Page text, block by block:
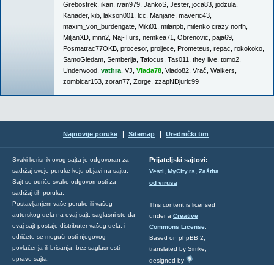
Grebostrek ikan ivan979 JankoS Jester, joca83 jodzula
Kanader, kib lakson001 lcc Manjane maveric43
maxim_von_burdengate Miki01 milanpb milenko crazy north
MiljanXD mnn2 Naj-Turs nemkea71 Obrenovic paja69
Posmatrac77OKB procesor, proljece Prometeus repac rokokoko
SamoGledam Semberija Tafocus Tas011 they live tomo2
Underwood vathra VJ Vlada78 Vlado82 Vrač Walkers
zombicar153 zoran77 Zorge zzapNDjuric99
Najnovije poruke Sitemap Urednički tim
Svaki korisnik ovog sajta je odgovoran za
sadržaj svoje poruke koju objavi na sajtu.
Sajt se odriče svake odgovornosti za
sadržaj tih poruka.
Postavljanjem vaše poruke ili vašeg
autorskog dela na ovaj sajt, saglasni ste da
ovaj sajt postaje distributer vašeg dela, i
odričete se mogućnosti njegovog
povlačenja ili brisanja, bez saglasnosti
uprave sajta.
Prijateljski sajtovi:
Vesti, MyCity.rs, Zaštita
od virusa
This content is licensed
under a Creative
Commons License
Based on phpBB 2,
translated by Simke,
designed by